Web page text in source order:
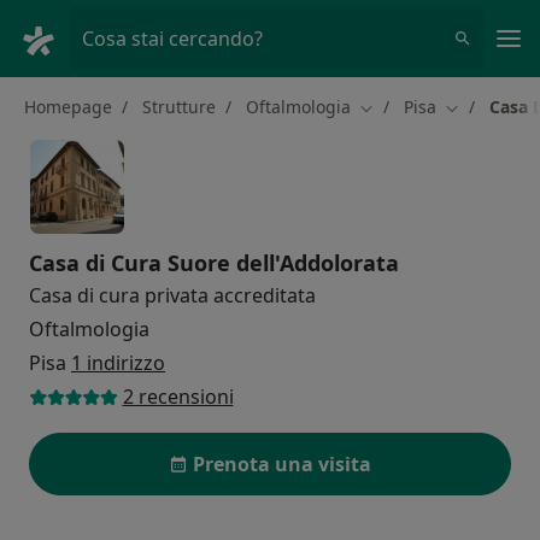
Cosa stai cercando?
Homepage Strutture Oftalmologia Cambia città
Pisa CambiaCasa
Casa di Cura Suore dell'Addolorata
Casa di cura privata accreditata
Oftalmologia
Pisa 1 indirizzo
2 recensioni
Prenota una visita